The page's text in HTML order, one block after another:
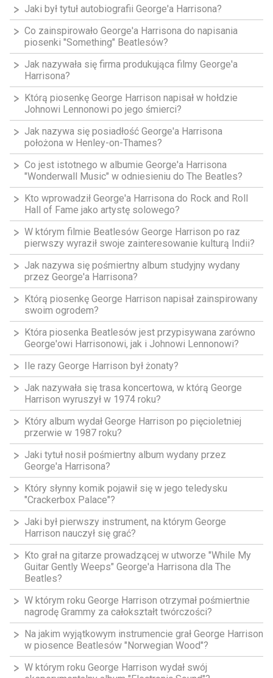
Jaki był tytuł autobiografii George'a Harrisona?
Co zainspirowało George'a Harrisona do napisania
piosenki "Something" Beatlesów?
Jak nazywała się firma produkująca filmy George'a
Harrisona?
Którą piosenkę George Harrison napisał w hołdzie
Johnowi Lennonowi po jego śmierci?
Jak nazywa się posiadłość George'a Harrisona
położona w Henley-on-Thames?
Co jest istotnego w albumie George'a Harrisona
"Wonderwall Music" w odniesieniu do The Beatles?
Kto wprowadził George'a Harrisona do Rock and Roll
Hall of Fame jako artystę solowego?
W którym filmie Beatlesów George Harrison po raz
pierwszy wyraził swoje zainteresowanie kulturą Indii?
Jak nazywa się pośmiertny album studyjny wydany
przez George'a Harrisona?
Którą piosenkę George Harrison napisał zainspirowany
swoim ogrodem?
Która piosenka Beatlesów jest przypisywana zarówno
George'owi Harrisonowi, jak i Johnowi Lennonowi?
Ile razy George Harrison był żonaty?
Jak nazywała się trasa koncertowa, w którą George
Harrison wyruszył w 1974 roku?
Który album wydał George Harrison po pięcioletniej
przerwie w 1987 roku?
Jaki tytuł nosił pośmiertny album wydany przez
George'a Harrisona?
Który słynny komik pojawił się w jego teledysku
"Crackerbox Palace"?
Jaki był pierwszy instrument, na którym George
Harrison nauczył się grać?
Kto grał na gitarze prowadzącej w utworze "While My
Guitar Gently Weeps" George'a Harrisona dla The
Beatles?
W którym roku George Harrison otrzymał pośmiertnie
nagrodę Grammy za całokształt twórczości?
Na jakim wyjątkowym instrumencie grał George Harrison
w piosence Beatlesów "Norwegian Wood"?
W którym roku George Harrison wydał swój